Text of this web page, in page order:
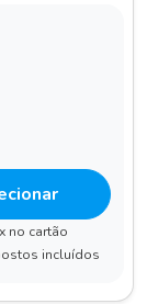
no cartão
incluídos